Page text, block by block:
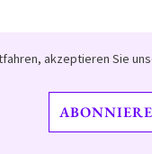
akzeptieren Sie